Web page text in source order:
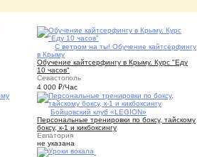
С ветром на ты! Обучение кайтсёрфингу
в Крыму
Обучение кайтсерфингу в Крыму. Курс "Еду
10 часов"
Севастополь
4 000 ₽/Час
Бойцовский клуб «LEGION»
Персональные тренировки по боксу, тайскому
боксу, к-1 и кикбоксингу
Евпатория
не указана